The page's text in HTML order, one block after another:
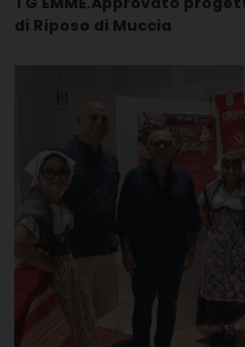
di Riposo di Muccia